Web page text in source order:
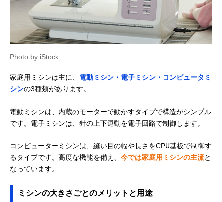
Photo by iStock
家庭用ミシンは主に、 電動ミシン・電子ミシン・コンピュータミ
シンの3種類があります。
電動ミシンは、内蔵のモーターで動かすタイプで構造がシンプル
です。電子ミシンは、針の上下運動を電子回路で制御します。
コンピューターミシンは、縫い目の幅や長さをCPU基板で制御す
るタイプです。高度な機能を備え、 今では家庭用ミシンの主流と
なっています。
ミシンの大きさごとのメリットと用途